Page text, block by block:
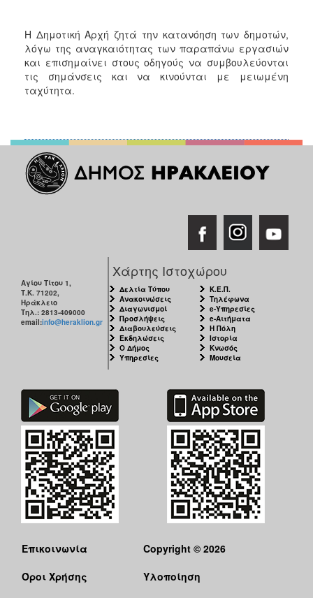
Η Δημοτική Αρχή ζητά την κατανόηση των δημοτών,
λόγω της αναγκαιότητας των παραπάνω εργασιών
και επισημαίνει στους οδηγούς να συμβουλεύονται
τις σημάνσεις και να κινούνται με μειωμένη
ταχύτητα.
Αγίου Τίτου 1,
Τ.Κ. 71202,
Ηράκλειο
Τηλ.: 2813-409000
email:info@heraklion.gr
Χάρτης Ιστοχώρου
Δελτία Τύπου
Ανακοινώσεις
Διαγωνισμοί
Προσλήψεις
Διαβουλεύσεις
Εκδηλώσεις
Ο Δήμος
Υπηρεσίες
Κ.Ε.Π.
Τηλέφωνα
e-Υπηρεσίες
e-Αιτήματα
Η Πόλη
Ιστορία
Κνωσός
Μουσεία
Επικοινωνία
Όροι Χρήσης
Copyright © 2026
Υλοποίηση